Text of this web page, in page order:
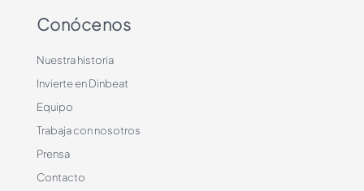
Conócenos
Nuestra historia
Invierte en Dinbeat
Equipo
Trabaja con nosotros
Prensa
Contacto